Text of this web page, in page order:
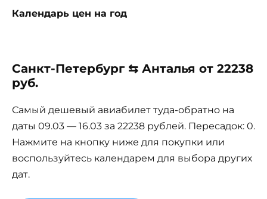
Календарь цен на год
Санкт-Петербург ⇆ Анталья от 22238
руб.
Самый дешевый авиабилет туда-обратно на
даты 09.03 — 16.03 за 22238 рублей. Пересадок: 0.
Нажмите на кнопку ниже для покупки или
воспользуйтесь календарем для выбора других
дат.